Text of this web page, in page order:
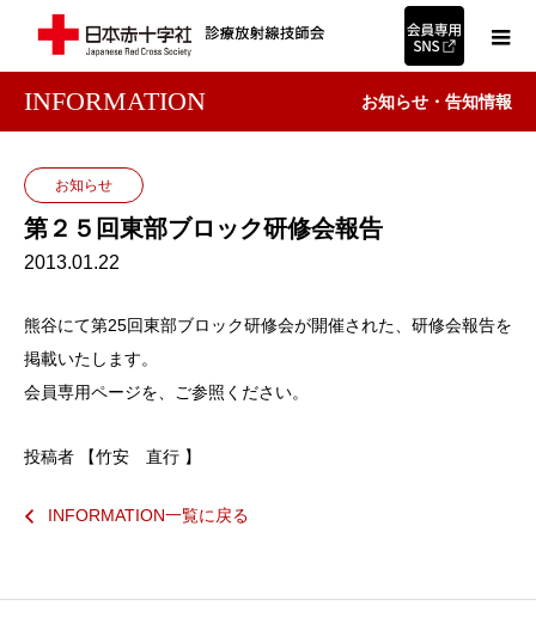
INFORMATION お知らせ・告知情報
お知らせ
第２５回東部ブロック研修会報告
2013.01.22
熊谷にて第25回東部ブロック研修会が開催された、研修会報告を
掲載いたします。
会員専用ページを、ご参照ください。
投稿者 【竹安 直行 】
INFORMATION一覧に戻る